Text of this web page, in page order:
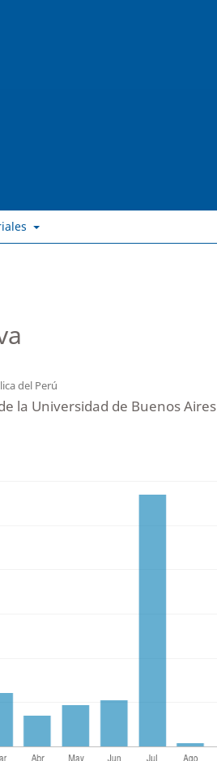
del Perú
la Universidad de Buenos Aires